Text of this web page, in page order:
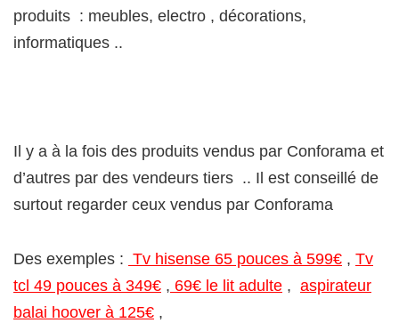
produits : meubles, electro , décorations,
informatiques ..
Il y a à la fois des produits vendus par Conforama et
d’autres par des vendeurs tiers .. Il est conseillé de
surtout regarder ceux vendus par Conforama
Des exemples : Tv hisense 65 pouces à 599€ , Tv
tcl 49 pouces à 349€ , 69€ le lit adulte , aspirateur
balai hoover à 125€ ,